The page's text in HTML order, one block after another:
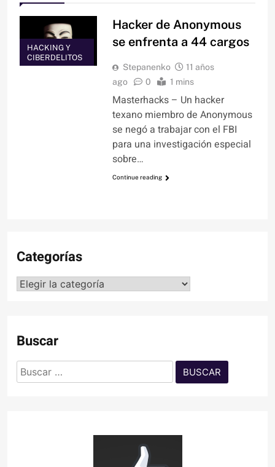
HACKING Y
CIBERDELITOS
Hacker de Anonymous
se enfrenta a 44 cargos
Stepanenko
11 años
ago
0 1 mins
Masterhacks – Un hacker
texano miembro de Anonymous
se negó a trabajar con el FBI
para una investigación especial
sobre…
Continue reading
Categorías
Categorías
Buscar
Buscar: